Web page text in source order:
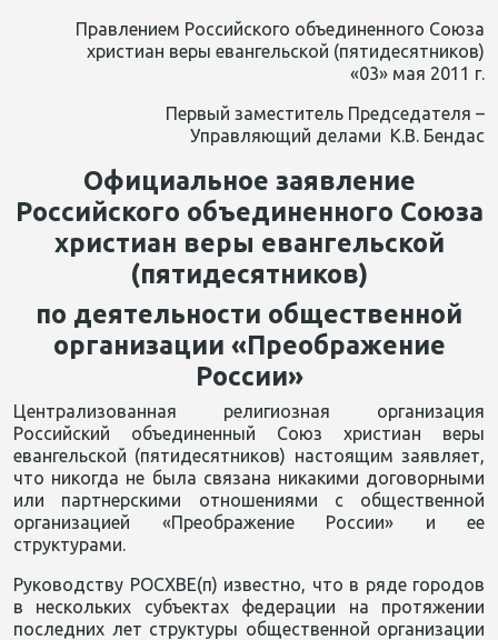
Правлением Российского объединенного Союза
христиан веры евангельской (пятидесятников)
«03» мая 2011 г.
Первый заместитель Председателя –
Управляющий делами К.В. Бендас
Официальное заявление
Российского объединенного Союза
христиан веры евангельской
(пятидесятников)
по деятельности общественной
организации «Преображение
России»
Централизованная религиозная организация
Российский объединенный Союз христиан веры
евангельской (пятидесятников) настоящим заявляет,
что никогда не была связана никакими договорными
или партнерскими отношениями с общественной
организацией «Преображение России» и ее
структурами.
Руководству РОСХВЕ(п) известно, что в ряде городов
в нескольких субъектах федерации на протяжении
последних лет структуры общественной организации